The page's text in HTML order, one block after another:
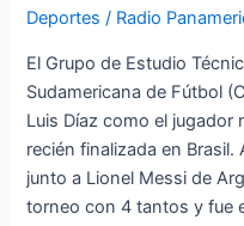
Deportes / Radio
El Grupo de Estudio
Sudamericana de Fútbol
Luis Díaz como el jugador
recién finalizada en Brasil.
junto a Lionel Messi de
torneo con 4 tantos y fue